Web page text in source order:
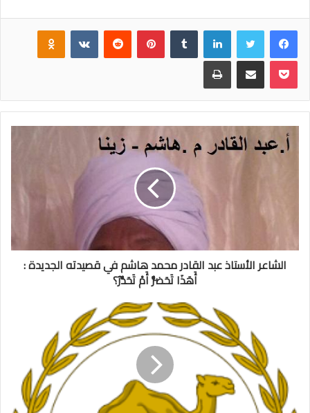
فيسبوك لينكدإن بينتيريست
بوكيت
الشاعر الأستاذ عبد القادر محمد هاشم في قصيدته الجديدة :
أَهَذَا تَحَضُّرٌ أَمْ تَحَدُّرٌ؟